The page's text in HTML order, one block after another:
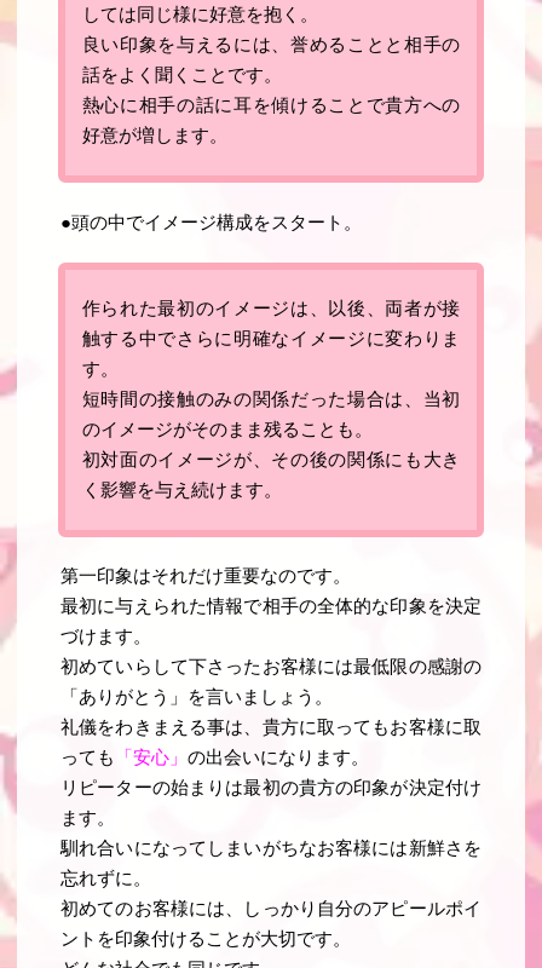
しては同じ様に好意を抱く。
良い印象を与えるには、誉めることと相手の
話をよく聞くことです。
熱心に相手の話に耳を傾けることで貴方への
好意が増します。
●頭の中でイメージ構成をスタート。
作られた最初のイメージは、以後、両者が接
触する中でさらに明確なイメージに変わりま
す。
短時間の接触のみの関係だった場合は、当初
のイメージがそのまま残ることも。
初対面のイメージが、その後の関係にも大き
く影響を与え続けます。
第一印象はそれだけ重要なのです。
最初に与えられた情報で相手の全体的な印象を決定
づけます。
初めていらして下さったお客様には最低限の感謝の
「ありがとう」を言いましょう。
礼儀をわきまえる事は、貴方に取ってもお客様に取
っても
「安心」の出会いになります。
リピーターの始まりは最初の貴方の印象が決定付け
ます。
馴れ合いになってしまいがちなお客様には新鮮さを
忘れずに。
初めてのお客様には、しっかり自分のアピールポイ
ントを印象付けることが大切です。